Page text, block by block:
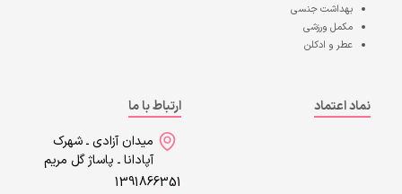
بهداشت جنسی
مکمل ورزشی
عطر و ادکلن
نماد اعتماد
ارتباط با ما
میدان آزادی ـ شهرک
آپادانا ـ پاساژ گل مریم
1391866351